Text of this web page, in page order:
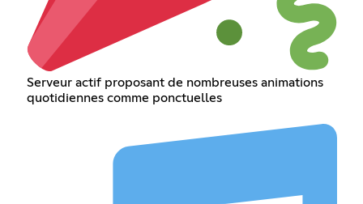
Serveur actif proposant de nombreuses animations
quotidiennes comme ponctuelles